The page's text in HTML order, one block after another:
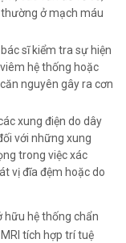
ở mạch máu
sĩ kiểm tra sự hiện
hệ thống hoặc
nguyên gây ra cơn
xung điện do dây
với những xung
trong việc xác
vị đĩa đệm hoặc do
hữu hệ thống chẩn
tích hợp trí tuệ